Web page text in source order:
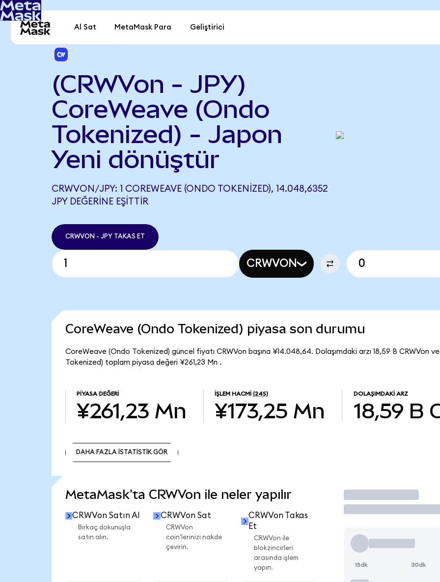
Al Sat MetaMask Para Geliştirici
(CRWVon - JPY)
CoreWeave (Ondo
Tokenized) - Japon
Yeni dönüştür
CRWVON/JPY: 1 COREWEAVE (ONDO TOKENIZED), 14.048,6352
JPY DEĞERINE EŞITTIR
CRWVON - JPY TAKAS ET
CRWVON
CoreWeave (Ondo Tokenized) piyasa son durumu
CoreWeave (Ondo Tokenized) güncel fiyatı CRWVon başına ¥14.048,64. Dolaşımdaki arzı 18,59 B CRWVon
Tokenized) toplam piyasa değeri ¥261,23 Mn .
PIYASA DEĞERI
¥261,23 Mn
İŞLEM HACMI (24S)
¥173,25 Mn
DOLAŞIMDAKI ARZ
18,59 B
DAHA FAZLA İSTATİSTİK GÖR
MetaMask'ta CRWVon ile neler yapılır
CRWVon Satın Al
Birkaç dokunuşla
satın alın.
CRWVon Sat
CRWVon
coin'lerinizi nakde
çevirin.
CRWVon Takas
Et
CRWVon ile
blokzincirleri
arasında işlem
yapın.
İşlem Yap
15dk 30dk